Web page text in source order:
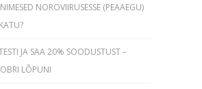
NOROVIIRUSESSE (PEAAEGU)
JA SAA 20% SOODUSTUST –
LÕPUNI